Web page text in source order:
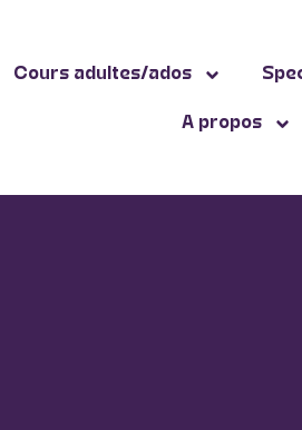
Cours adultes/ados
A propos